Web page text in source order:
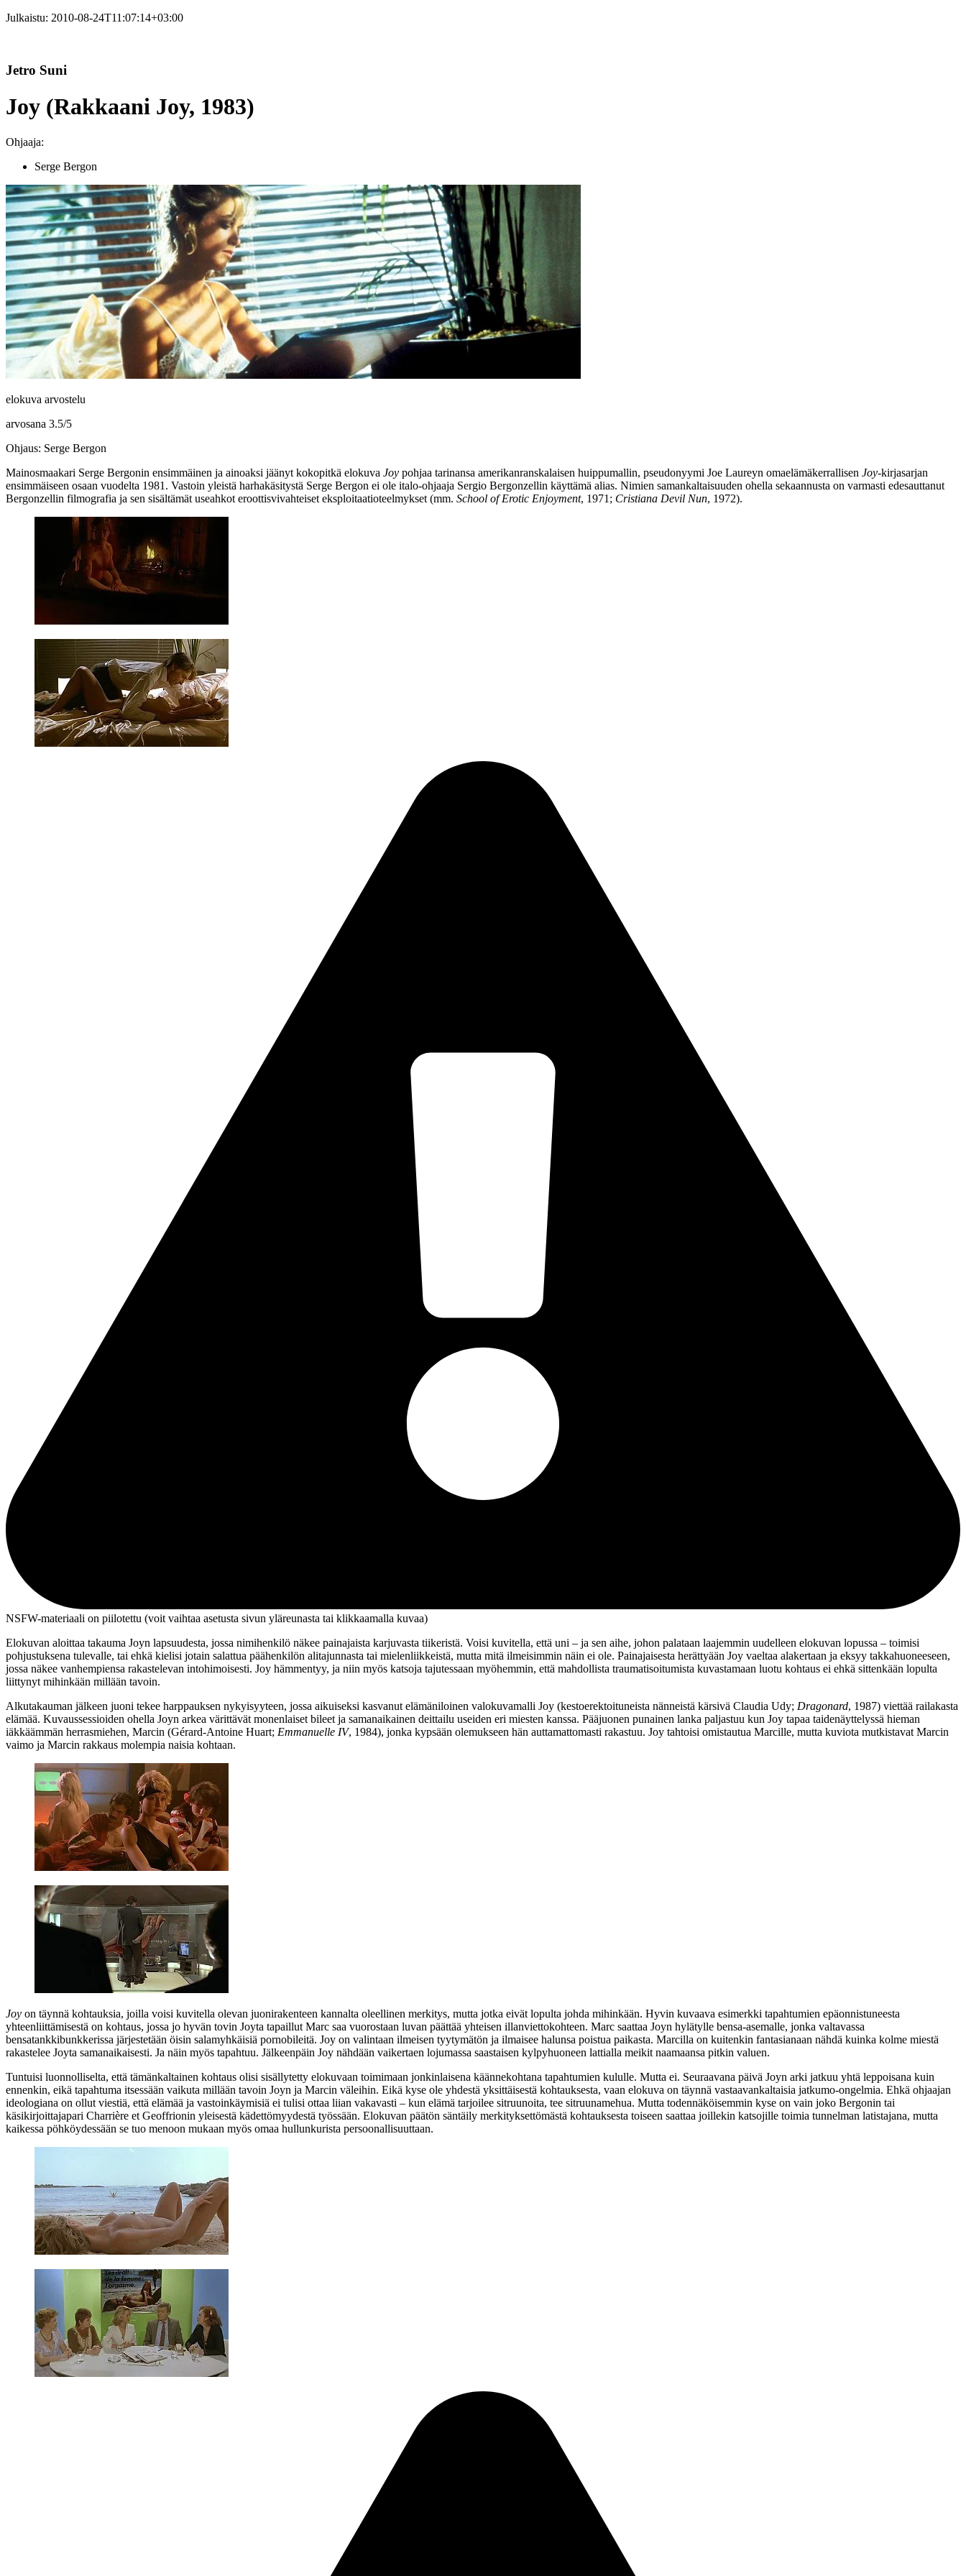
Julkaistu: 2010-08-24T11:07:14+03:00
Jetro Suni
Joy (Rakkaani Joy, 1983)
Ohjaaja:
Serge Bergon
elokuva arvostelu
arvosana 3.5/5
Ohjaus: Serge Bergon
Mainosmaakari Serge Bergonin ensimmäinen ja ainoaksi jäänyt kokopitkä elokuva Joy pohjaa tarinansa amerikanranskalaisen huippumallin, pseudonyymi Joe Laureyn omaelämäkerrallisen Joy‑kirjasarjan
ensimmäiseen osaan vuodelta 1981. Vastoin yleistä harhakäsitystä Serge Bergon ei ole italo-ohjaaja Sergio Bergonzellin käyttämä alias. Nimien samankaltaisuuden ohella sekaannusta on varmasti edesauttanut
Bergonzellin filmografia ja sen sisältämät useahkot eroottisvivahteiset eksploitaatioteelmykset (mm. School of Erotic Enjoyment, 1971; Cristiana Devil Nun, 1972).
NSFW-materiaali on piilotettu (voit vaihtaa asetusta sivun ylä­reunasta tai klikkaamalla kuvaa)
Elokuvan aloittaa takauma Joyn lapsuudesta, jossa nimihenkilö näkee painajaista karjuvasta tiikeristä. Voisi kuvitella, että uni – ja sen aihe, johon palataan laajemmin uudelleen elokuvan lopussa – toimisi
pohjustuksena tulevalle, tai ehkä kielisi jotain salattua päähenkilön alitajunnasta tai mielenliikkeistä, mutta mitä ilmeisimmin näin ei ole. Painajaisesta herättyään Joy vaeltaa alakertaan ja eksyy takkahuoneeseen,
jossa näkee vanhempiensa rakastelevan intohimoisesti. Joy hämmentyy, ja niin myös katsoja tajutessaan myöhemmin, että mahdollista traumatisoitumista kuvastamaan luotu kohtaus ei ehkä sittenkään lopulta
liittynyt mihinkään millään tavoin.
Alkutakauman jälkeen juoni tekee harppauksen nykyisyyteen, jossa aikuiseksi kasvanut elämäniloinen valokuvamalli Joy (kestoerektoituneista nänneistä kärsivä Claudia Udy; Dragonard, 1987) viettää railakasta
elämää. Kuvaussessioiden ohella Joyn arkea värittävät monenlaiset bileet ja samanaikainen deittailu useiden eri miesten kanssa. Pääjuonen punainen lanka paljastuu kun Joy tapaa taidenäyttelyssä hieman
iäkkäämmän herrasmiehen, Marcin (Gérard-Antoine Huart; Emmanuelle IV, 1984), jonka kypsään olemukseen hän auttamattomasti rakastuu. Joy tahtoisi omistautua Marcille, mutta kuviota mutkistavat Marcin
vaimo ja Marcin rakkaus molempia naisia kohtaan.
Joy on täynnä kohtauksia, joilla voisi kuvitella olevan juonirakenteen kannalta oleellinen merkitys, mutta jotka eivät lopulta johda mihinkään. Hyvin kuvaava esimerkki tapahtumien epäonnistuneesta
yhteenliittämisestä on kohtaus, jossa jo hyvän tovin Joyta tapaillut Marc saa vuorostaan luvan päättää yhteisen illanviettokohteen. Marc saattaa Joyn hylätylle bensa-asemalle, jonka valtavassa
bensatankkibunkkerissa järjestetään öisin salamyhkäisiä pornobileitä. Joy on valintaan ilmeisen tyytymätön ja ilmaisee halunsa poistua paikasta. Marcilla on kuitenkin fantasianaan nähdä kuinka kolme miestä
rakastelee Joyta samanaikaisesti. Ja näin myös tapahtuu. Jälkeenpäin Joy nähdään vaikertaen lojumassa saastaisen kylpyhuoneen lattialla meikit naamaansa pitkin valuen.
Tuntuisi luonnolliselta, että tämänkaltainen kohtaus olisi sisällytetty elokuvaan toimimaan jonkinlaisena käännekohtana tapahtumien kululle. Mutta ei. Seuraavana päivä Joyn arki jatkuu yhtä leppoisana kuin
ennenkin, eikä tapahtuma itsessään vaikuta millään tavoin Joyn ja Marcin väleihin. Eikä kyse ole yhdestä yksittäisestä kohtauksesta, vaan elokuva on täynnä vastaavankaltaisia jatkumo-ongelmia. Ehkä ohjaajan
ideologiana on ollut viestiä, että elämää ja vastoinkäymisiä ei tulisi ottaa liian vakavasti – kun elämä tarjoilee sitruunoita, tee sitruunamehua. Mutta todennäköisemmin kyse on vain joko Bergonin tai
käsikirjoittajapari Charrière et Geoffrionin yleisestä kädettömyydestä työssään. Elokuvan päätön säntäily merkityksettömästä kohtauksesta toiseen saattaa joillekin katsojille toimia tunnelman latistajana, mutta
kaikessa pöhköydessään se tuo menoon mukaan myös omaa hullunkurista persoonallisuuttaan.